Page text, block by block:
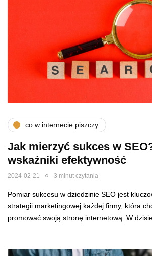
co w internecie piszczy
Jak mierzyć sukces w
wskaźniki efektywność
2024-02-21 3 minut czytania
Pomiar sukcesu w dziedzinie SEO jest
strategii marketingowej każdej firmy, która
promować swoją stronę internetową. W